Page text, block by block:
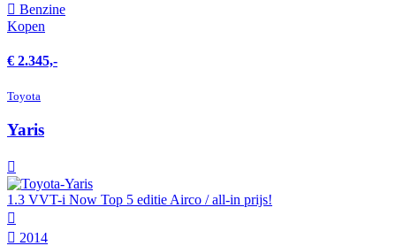
Benzine
Kopen
€ 2.345,-
Toyota
Yaris
1.3 VVT-i Now Top 5 editie Airco / all-in prijs!
2014